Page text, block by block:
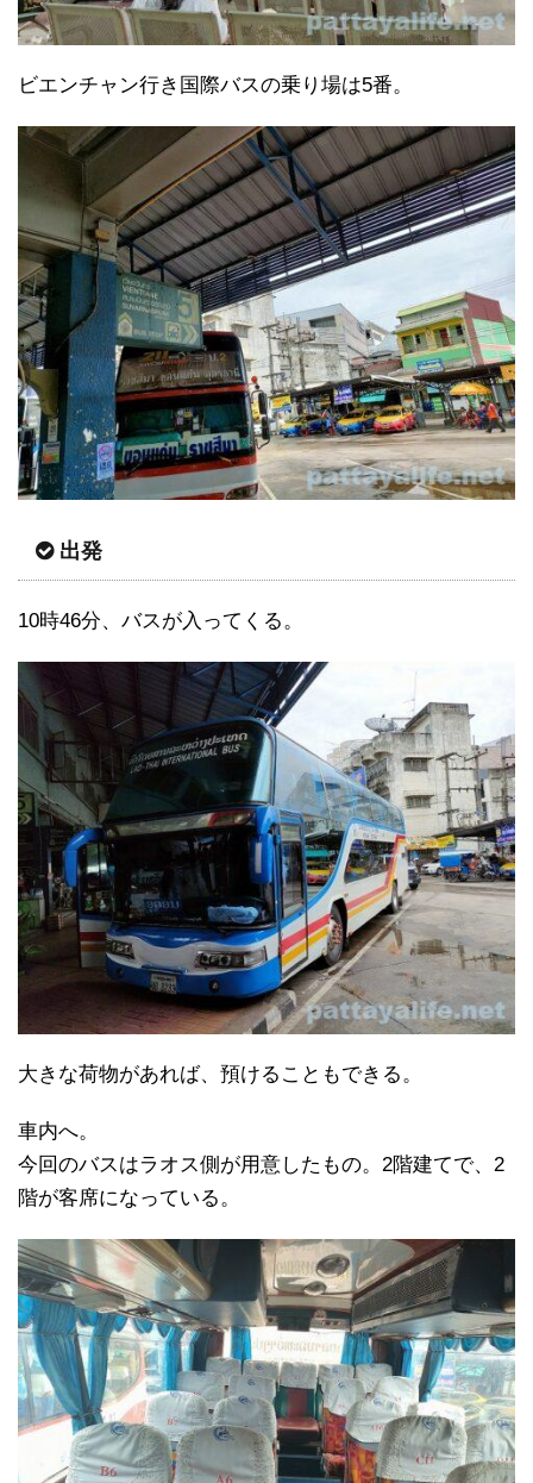
ビエンチャン行き国際バスの乗り場は5番。
出発
10時46分、バスが入ってくる。
大きな荷物があれば、預けることもできる。
車内へ。
今回のバスはラオス側が用意したもの。2階建てで、2
階が客席になっている。